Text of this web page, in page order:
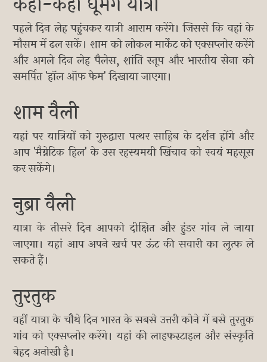
पहले दिन लेह पहुंचकर यात्री आराम करेंगे। जिससे कि वहां के
मौसम में ढल सकें। शाम को लोकल मार्केट को एक्सप्लोर करेंगे
और अगले दिन लेह पैलेस, शांति स्तूप और भारतीय सेना को
समर्पित 'हॉल ऑफ फेम' दिखाया जाएगा।
शाम वैली
यहां पर यात्रियों को गुरुद्वारा पत्थर साहिब के दर्शन होंगे और
आप 'मैग्नेटिक हिल' के उस रहस्यमयी खिंचाव को स्वयं महसूस
कर सकेंगे।
नुब्रा वैली
यात्रा के तीसरे दिन आपको दीक्षित और हुंडर गांव ले जाया
जाएगा। यहां आप अपने खर्च पर ऊंट की सवारी का लुत्फ ले
सकते हैं।
तुरतुक
वहीं यात्रा के चौथे दिन भारत के सबसे उत्तरी कोने में बसे तुरतुक
गांव को एक्सप्लोर करेंगे। यहां की लाइफस्टाइल और संस्कृति
बेहद अनोखी है।